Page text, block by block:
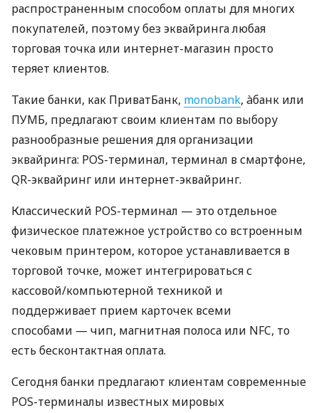
распространенным способом оплаты для многих
покупателей, поэтому без эквайринга любая
торговая точка или интернет-магазин просто
теряет клиентов.
Такие банки, как ПриватБанк, monobank, àбанк или
ПУМБ, предлагают своим клиентам по выбору
разнообразные решения для организации
эквайринга: POS-терминал, терминал в смартфоне,
QR-эквайринг или интернет-эквайринг.
Классический POS-терминал — это отдельное
физическое платежное устройство со встроенным
чековым принтером, которое устанавливается в
торговой точке, может интегрироваться с
кассовой/компьютерной техникой и
поддерживает прием карточек всеми
способами — чип, магнитная полоса или NFC, то
есть бесконтактная оплата.
Сегодня банки предлагают клиентам современные
POS-терминалы известных мировых